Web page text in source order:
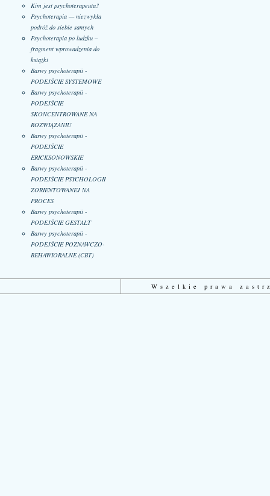
Kim jest psychoterapeuta?
Psychoterapia — niezwykła
podróż do siebie samych
Psychoterapia po ludzku –
fragment wprowadzenia do
książki
Barwy psychoterapii -
PODEJŚCIE SYSTEMOWE
Barwy psychoterapii -
PODEJŚCIE
SKONCENTROWANE NA
ROZWIĄZANIU
Barwy psychoterapii -
PODEJŚCIE
ERICKSONOWSKIE
Barwy psychoterapii -
PODEJŚCIE PSYCHOLOGII
ZORIENTOWANEJ NA
PROCES
Barwy psychoterapii -
PODEJŚCIE GESTALT
Barwy psychoterapii -
PODEJŚCIE POZNAWCZO-
BEHAWIORALNE (CBT)
Wszelkie prawa